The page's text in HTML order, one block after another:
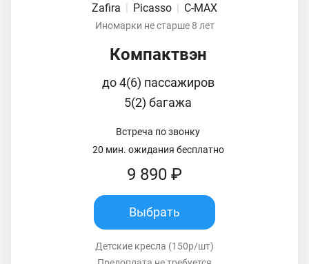
Zafira | Picasso | C-MAX
Иномарки не старше 8 лет
Компактвэн
до 4(6) пассажиров
5(2) багажа
Встреча по звонку
20 мин. ожидания бесплатно
9 890 ₽
Выбрать
Детские кресла (150р/шт)